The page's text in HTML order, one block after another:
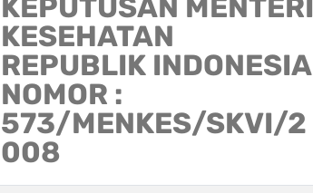
KEPUTUSAN MENTERI
KESEHATAN
REPUBLIK INDONESIA
NOMOR :
573/MENKES/SKVI/2
008